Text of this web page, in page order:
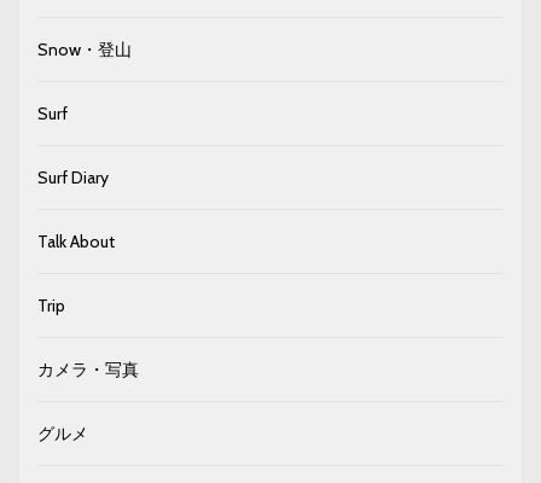
Snow・登山
Surf
Surf Diary
Talk About
Trip
カメラ・写真
グルメ